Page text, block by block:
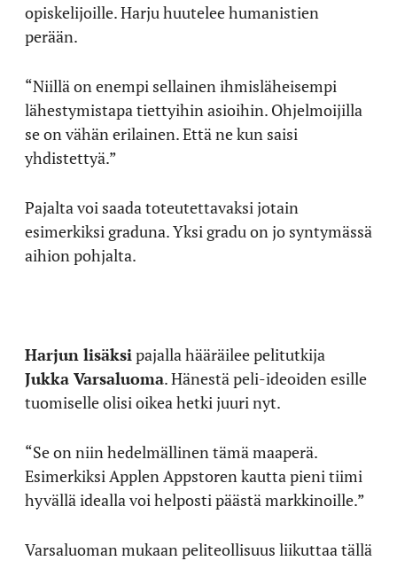
opiskelijoille. Harju huutelee humanistien
perään.
“Niillä on enempi sellainen ihmisläheisempi
lähestymistapa tiettyihin asioihin. Ohjelmoijilla
se on vähän erilainen. Että ne kun saisi
yhdistettyä.”
Pajalta voi saada toteutettavaksi jotain
esimerkiksi graduna. Yksi gradu on jo syntymässä
aihion pohjalta.
Harjun lisäksi pajalla hääräilee pelitutkija
Jukka Varsaluoma. Hänestä peli-ideoiden esille
tuomiselle olisi oikea hetki juuri nyt.
“Se on niin hedelmällinen tämä maaperä.
Esimerkiksi Applen Appstoren kautta pieni tiimi
hyvällä idealla voi helposti päästä markkinoille.”
Varsaluoman mukaan peliteollisuus liikuttaa tällä